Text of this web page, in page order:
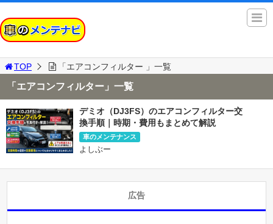
TOP 「エアコンフィルター 」一覧
「エアコンフィルター」一覧
デミオ（DJ3FS）のエアコンフィルター交
換手順｜時期・費用もまとめて解説
車のメンテナンス
よしぶー
広告